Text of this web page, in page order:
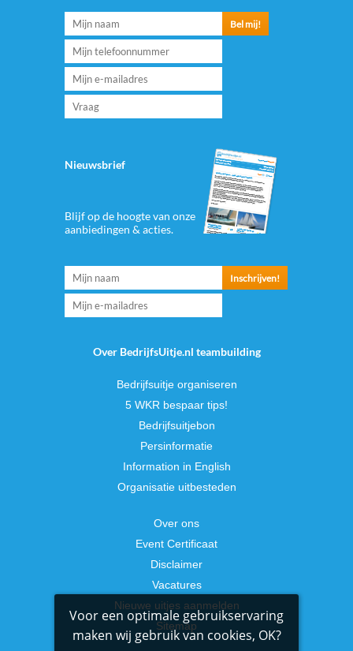
Nieuwsbrief
Blijf op de hoogte van onze
aanbiedingen & acties.
Over BedrijfsUitje.nl teambuilding
Bedrijfsuitje organiseren
5 WKR bespaar tips!
Bedrijfsuitjebon
Persinformatie
Information in English
Organisatie uitbesteden
Over ons
Event Certificaat
Disclaimer
Vacatures
Nieuwe uitjes aanmelden
Sitemap
Voor een optimale gebruikservaring
maken wij gebruik van cookies, OK?